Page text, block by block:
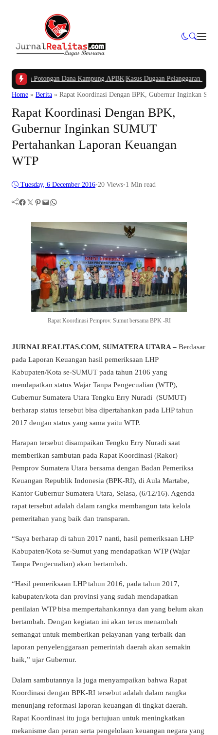
Potongan Dana Kampung APBK|Kasus Dugaan Pelanggaran
Home » Berita » Rapat Koordinasi Dengan BPK, Gubernur Inginkan
Rapat Koordinasi Dengan BPK,
Gubernur Inginkan SUMUT
Pertahankan Laporan Keuangan
WTP
Tuesday, 6 December 2016•20 Views•1 Min read
Facebook Twitter Pinterest Mail WhatsApp
Rapat Koordinasi Pemprov. Sumut bersama BPK -RI
JURNALREALITAS.COM, SUMATERA UTARA – Berdasar
pada Laporan Keuangan hasil pemeriksaan LHP
Kabupaten/Kota se-SUMUT pada tahun 2106 yang
mendapatkan status Wajar Tanpa Pengecualian (WTP),
Gubernur Sumatera Utara Tengku Erry Nuradi (SUMUT)
berharap status tersebut bisa dipertahankan pada LHP tahun
2017 dengan status yang sama yaitu WTP.
Harapan tersebut disampaikan Tengku Erry Nuradi saat
memberikan sambutan pada Rapat Koordinasi (Rakor)
Pemprov Sumatera Utara bersama dengan Badan Pemeriksa
Keuangan Republik Indonesia (BPK-RI), di Aula Martabe,
Kantor Gubernur Sumatera Utara, Selasa, (6/12/16). Agenda
rapat tersebut adalah dalam rangka membangun tata kelola
pemeritahan yang baik dan transparan.
“Saya berharap di tahun 2017 nanti, hasil pemeriksaan LHP
Kabupaten/Kota se-Sumut yang mendapatkan WTP (Wajar
Tanpa Pengecualian) akan bertambah.
“Hasil pemeriksaan LHP tahun 2016, pada tahun 2017,
kabupaten/kota dan provinsi yang sudah mendapatkan
penilaian WTP bisa mempertahankannya dan yang belum akan
bertambah. Dengan kegiatan ini akan terus menambah
semangat untuk memberikan pelayanan yang terbaik dan
laporan penyelenggaraan pemerintah daerah akan semakin
baik,” ujar Gubernur.
Dalam sambutannya Ia juga menyampaikan bahwa Rapat
Koordinasi dengan BPK-RI tersebut adalah dalam rangka
menunjang reformasi laporan keuangan di tingkat daerah.
Rapat Koordinasi itu juga bertujuan untuk meningkatkan
mekanisme dan peran serta pengelolaan keuangan negara yang